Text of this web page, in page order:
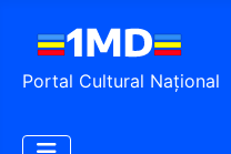
Portal Cultural Național